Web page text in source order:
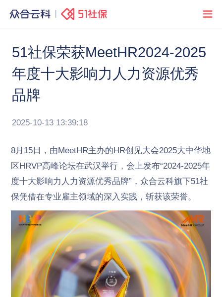
51社保荣获MeetHR2024-2025
年度十大影响力人力资源优秀
品牌
2025-10-13 13:39:18
8月15日，由MeetHR主办的HR创见大会2025大中华地
区HRVP高峰论坛在武汉举行，会上发布“2024-2025年
度十大影响力人力资源优秀品牌”，众合云科旗下51社
保凭借在专业雇主领域的深入实践，斩获该荣誉。